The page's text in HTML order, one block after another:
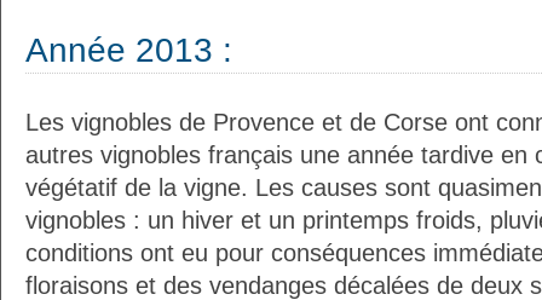
Année 2013 :
Les vignobles de Provence et de Corse ont
autres vignobles français une année tardive en
végétatif de la vigne. Les causes sont
vignobles : un hiver et un printemps froids,
conditions ont eu pour conséquences
floraisons et des vendanges décalées de deux